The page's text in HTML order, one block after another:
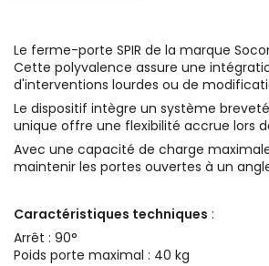
Le ferme-porte SPIR de la marque
Cette polyvalence assure une
d'interventions lourdes ou de
Le dispositif intègre un système
unique offre une flexibilité accrue lors
Avec une capacité de charge
maintenir les portes ouvertes à un
Caractéristiques techniques :
Arrêt : 90°
Poids porte maximal : 40 kg